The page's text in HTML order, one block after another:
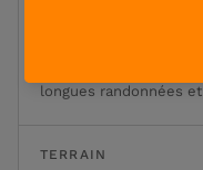
longues randonnées
TERRAIN